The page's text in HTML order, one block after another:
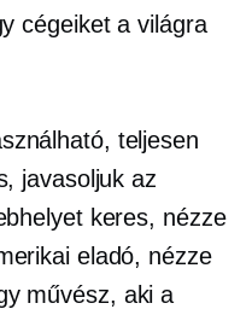
cégeiket a világra
teljesen
javasoljuk az
keres, nézze
eladó, nézze
művész, aki a